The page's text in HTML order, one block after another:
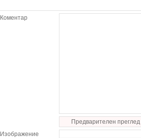
Коментар
Предварителен преглед
Изображение